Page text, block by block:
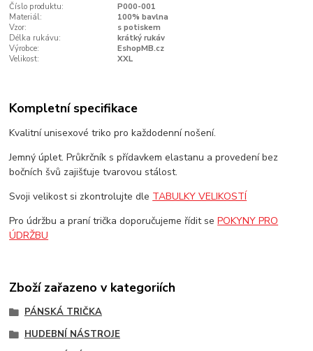
Číslo produktu:
P000-001
Materiál:
100% bavlna
Vzor:
s potiskem
Délka rukávu:
krátký rukáv
Výrobce:
EshopMB.cz
Velikost:
XXL
Kompletní specifikace
Kvalitní unisexové triko pro každodenní nošení.
Jemný úplet. Průkrčník s přídavkem elastanu a provedení bez
bočních švů zajišťuje tvarovou stálost.
Svoji velikost si zkontrolujte dle TABULKY VELIKOSTÍ
Pro údržbu a praní trička doporučujeme řídit sePOKYNY PRO
ÚDRŽBU
Zboží zařazeno v kategoriích
PÁNSKÁ TRIČKA
HUDEBNÍ NÁSTROJE